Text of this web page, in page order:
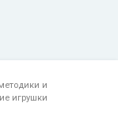
и
игрушки